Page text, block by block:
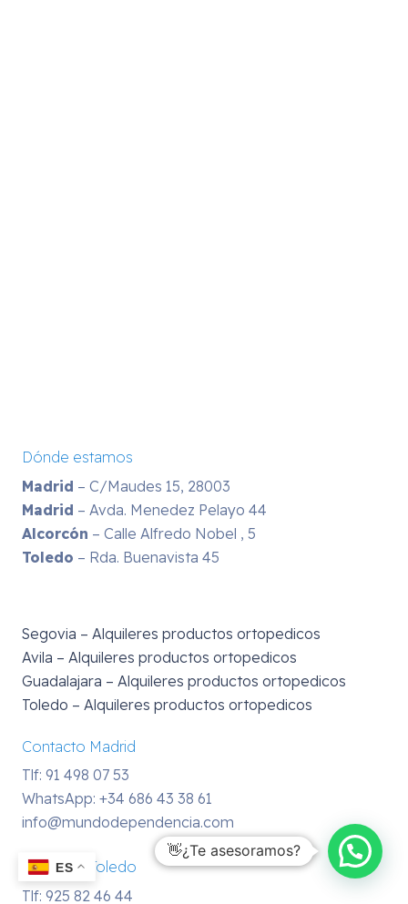
Dónde estamos
Madrid – C/Maudes 15, 28003
Madrid – Avda. Menedez Pelayo 44
Alcorcón – Calle Alfredo Nobel , 5
Toledo – Rda. Buenavista 45
Segovia – Alquileres productos ortopedicos
Avila – Alquileres productos ortopedicos
Guadalajara – Alquileres productos ortopedicos
Toledo – Alquileres productos ortopedicos
Contacto Madrid
Tlf: 91 498 07 53
WhatsApp: +34 686 43 38 61
info@mundodependencia.com
Contacto Toledo
Tlf: 925 82 46 44
ES
👋¿Te asesoramos?